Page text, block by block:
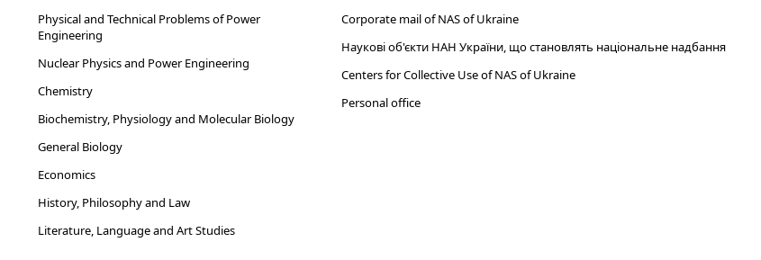
Physical and Technical Problems of Power
Engineering
Nuclear Physics and Power Engineering
Chemistry
Biochemistry, Physiology and Molecular Biology
General Biology
Economics
History, Philosophy and Law
Literature, Language and Art Studies
Corporate mail of NAS of Ukraine
Наукові об'єкти НАН України, що становлять національне надбання
Centers for Collective Use of NAS of Ukraine
Personal office